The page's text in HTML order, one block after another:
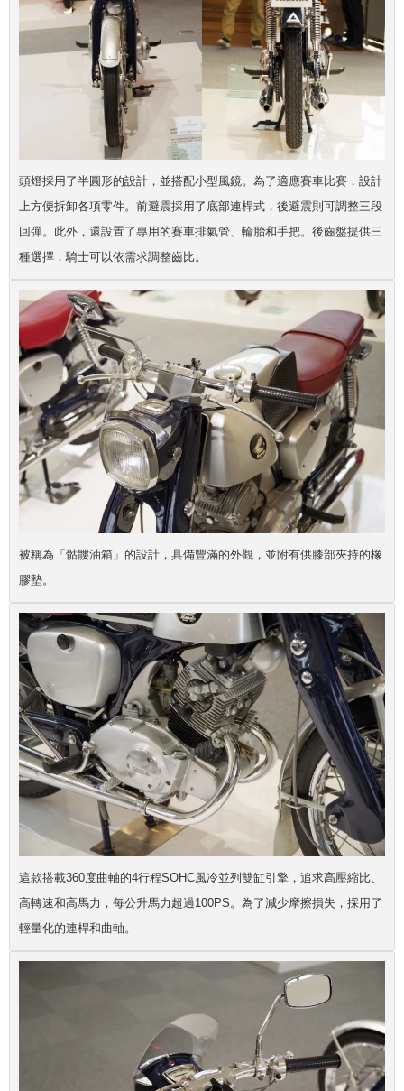
頭燈採用了半圓形的設計，並搭配小型風鏡。為了適應賽車比賽，設計
上方便拆卸各項零件。前避震採用了底部連桿式，後避震則可調整三段
回彈。此外，還設置了專用的賽車排氣管、輪胎和手把。後齒盤提供三
種選擇，騎士可以依需求調整齒比。
被稱為「骷髏油箱」的設計，具備豐滿的外觀，並附有供膝部夾持的橡
膠墊。
這款搭載360度曲軸的4行程SOHC風冷並列雙缸引擎，追求高壓縮比、
高轉速和高馬力，每公升馬力超過100PS。為了減少摩擦損失，採用了
輕量化的連桿和曲軸。